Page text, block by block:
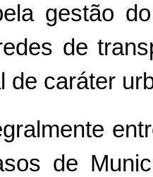
gestão
de
de caráter
de